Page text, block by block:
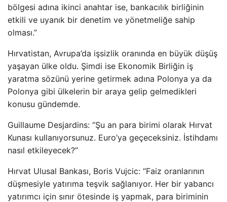
bölgesi adına ikinci anahtar ise, bankacılık birliğinin
etkili ve uyanık bir denetim ve yönetmeliğe sahip
olması.”
Hırvatistan, Avrupa’da işsizlik oranında en büyük düşüş
yaşayan ülke oldu. Şimdi ise Ekonomik Birliğin iş
yaratma sözünü yerine getirmek adına Polonya ya da
Polonya gibi ülkelerin bir araya gelip gelmedikleri
konusu gündemde.
Guillaume Desjardins: “Şu an para birimi olarak Hırvat
Kunası kullanıyorsunuz. Euro’ya geçeceksiniz. İstihdamı
nasıl etkileyecek?”
Hırvat Ulusal Bankası, Boris Vujcic: “Faiz oranlarının
düşmesiyle yatırıma teşvik sağlanıyor. Her bir yabancı
yatırımcı için sınır ötesinde iş yapmak, para biriminin